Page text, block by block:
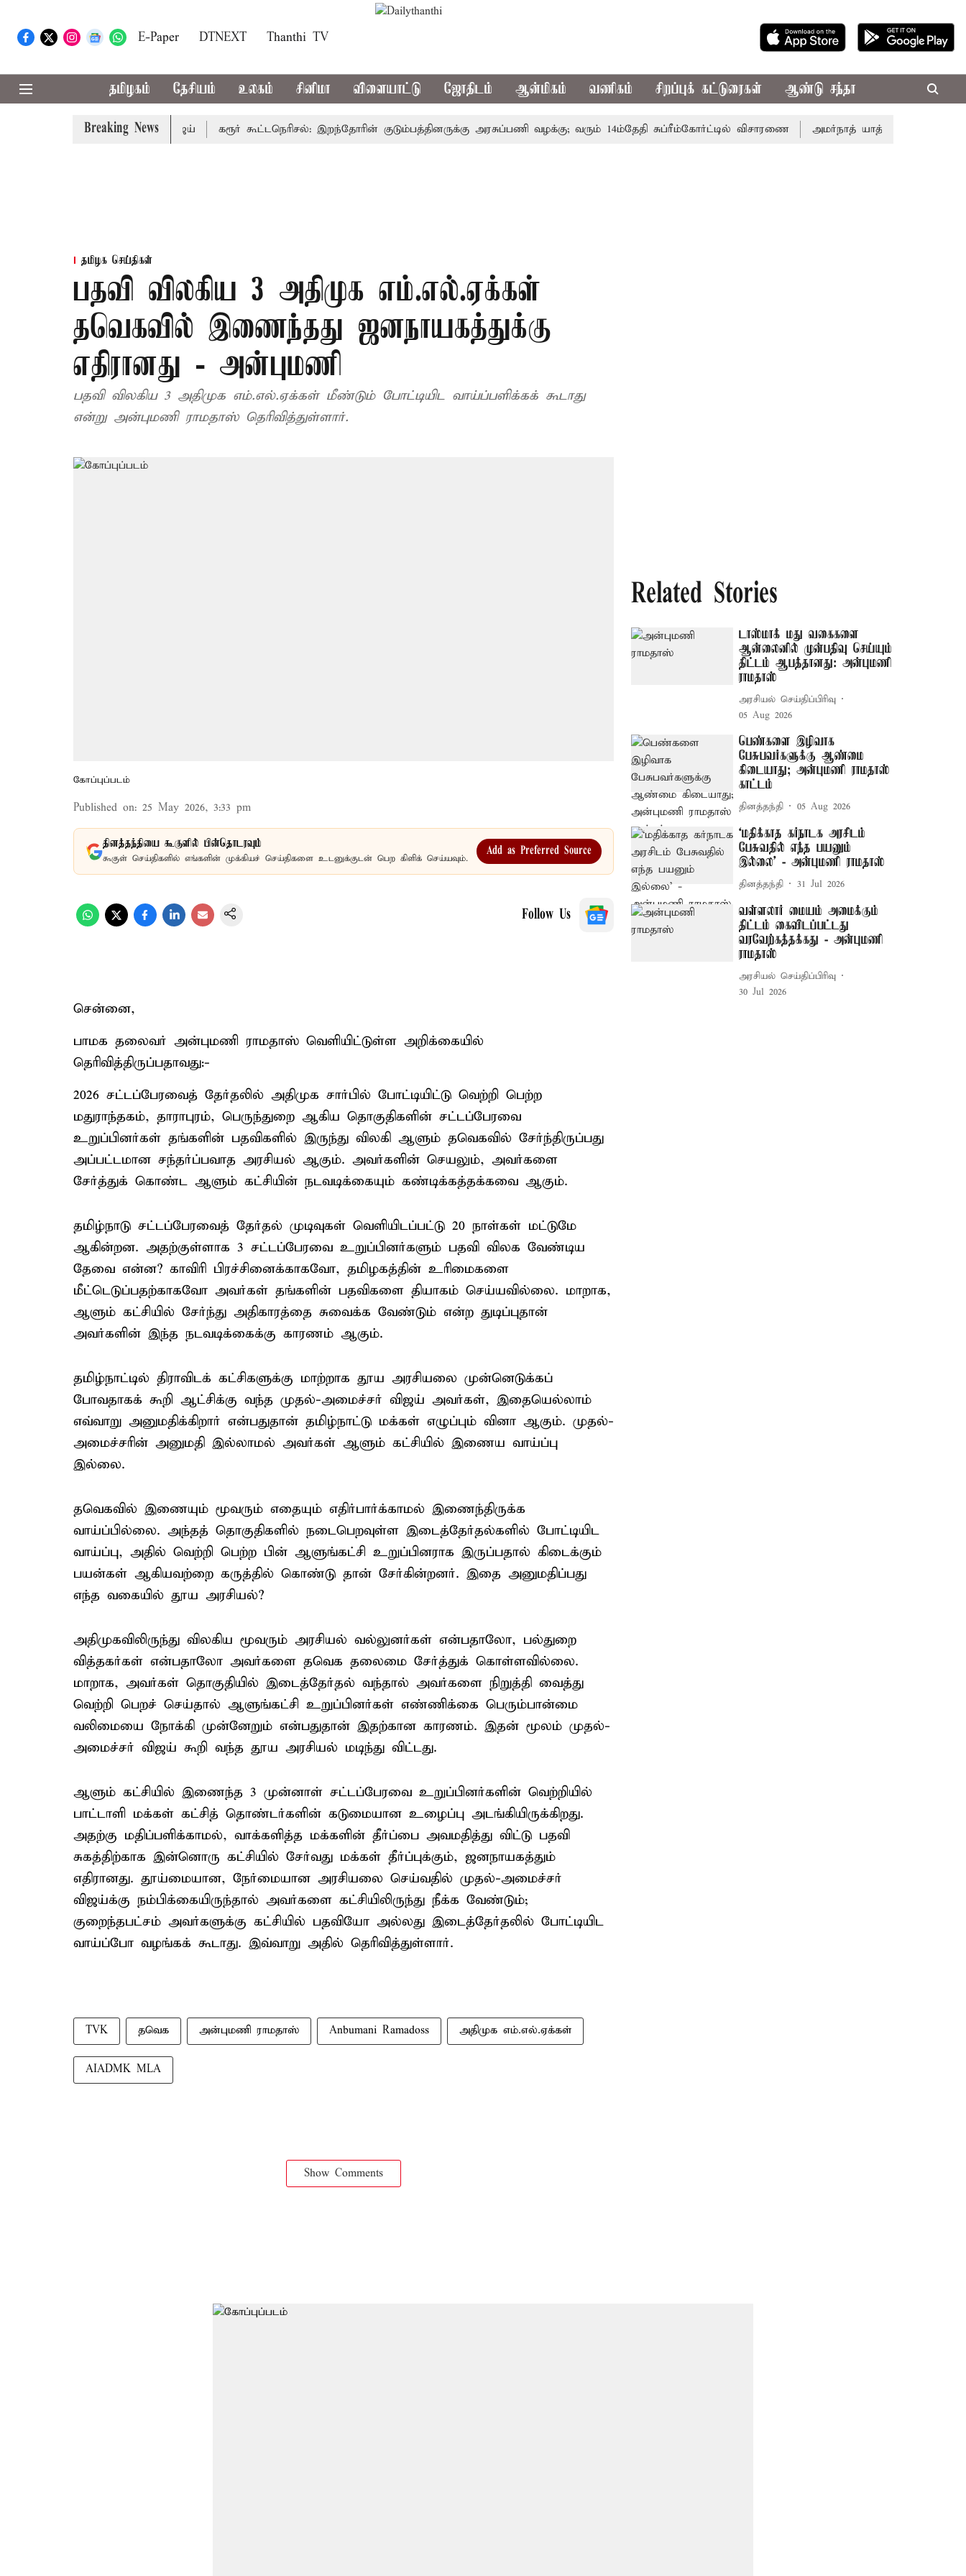
E-Paper DTNEXT Thanthi TV
தமிழகம் தேசியம் உலகம் சினிமா விளையாட்டு ஜோதிடம் ஆன்மிகம் வணிகம் சிறப்புக் கட்டுரைகள் ஆண்டு சந்தா
Breaking News
முதல்-அமைச்சர் விஜய் கரூர் கூட்டநெரிசல்: இறந்தோரின் குடும்பத்தினருக்கு அரசுப்பணி வழக்கு; வரும் 14ம்தேதி சுப்ரீம்கோர்ட்டில் விசாரணை அமர்நாத் யாத்திரை தற்காலிகமாக
தமிழக செய்திகள்
பதவி விலகிய 3 அதிமுக எம்.எல்.ஏக்கள்
தவெகவில் இணைந்தது ஜனநாயகத்துக்கு
எதிரானது - அன்புமணி
பதவி விலகிய 3 அதிமுக எம்.எல்.ஏக்கள் மீண்டும் போட்டியிட வாய்ப்பளிக்கக் கூடாது
என்று அன்புமணி ராமதாஸ் தெரிவித்துள்ளார்.
கோப்புப்படம்
Published on: 25 May 2026, 3:33 pm
தினத்தந்தியை கூகுளில் பின்தொடரவும்
கூகுள் செய்திகளில் எங்களின் முக்கியச் செய்திகளை உடனுக்குடன் பெற கிளிக் செய்யவும்.
Add as Preferred Source
Follow Us
சென்னை,
பாமக தலைவர் அன்புமணி ராமதாஸ் வெளியிட்டுள்ள அறிக்கையில்
தெரிவித்திருப்பதாவது:-
2026 சட்டப்பேரவைத் தேர்தலில் அதிமுக சார்பில் போட்டியிட்டு வெற்றி பெற்ற
மதுராந்தகம், தாராபுரம், பெருந்துறை ஆகிய தொகுதிகளின் சட்டப்பேரவை
உறுப்பினர்கள் தங்களின் பதவிகளில் இருந்து விலகி ஆளும் தவெகவில் சேர்ந்திருப்பது
அப்பட்டமான சந்தர்ப்பவாத அரசியல் ஆகும். அவர்களின் செயலும், அவர்களை
சேர்த்துக் கொண்ட ஆளும் கட்சியின் நடவடிக்கையும் கண்டிக்கத்தக்கவை ஆகும்.
தமிழ்நாடு சட்டப்பேரவைத் தேர்தல் முடிவுகள் வெளியிடப்பட்டு 20 நாள்கள் மட்டுமே
ஆகின்றன. அதற்குள்ளாக 3 சட்டப்பேரவை உறுப்பினர்களும் பதவி விலக வேண்டிய
தேவை என்ன? காவிரி பிரச்சினைக்காகவோ, தமிழகத்தின் உரிமைகளை
மீட்டெடுப்பதற்காகவோ அவர்கள் தங்களின் பதவிகளை தியாகம் செய்யவில்லை. மாறாக,
ஆளும் கட்சியில் சேர்ந்து அதிகாரத்தை சுவைக்க வேண்டும் என்ற துடிப்புதான்
அவர்களின் இந்த நடவடிக்கைக்கு காரணம் ஆகும்.
தமிழ்நாட்டில் திராவிடக் கட்சிகளுக்கு மாற்றாக தூய அரசியலை முன்னெடுக்கப்
போவதாகக் கூறி ஆட்சிக்கு வந்த முதல்-அமைச்சர் விஜய் அவர்கள், இதையெல்லாம்
எவ்வாறு அனுமதிக்கிறார் என்பதுதான் தமிழ்நாட்டு மக்கள் எழுப்பும் வினா ஆகும். முதல்-
அமைச்சரின் அனுமதி இல்லாமல் அவர்கள் ஆளும் கட்சியில் இணைய வாய்ப்பு
இல்லை.
தவெகவில் இணையும் மூவரும் எதையும் எதிர்பார்க்காமல் இணைந்திருக்க
வாய்ப்பில்லை. அந்தத் தொகுதிகளில் நடைபெறவுள்ள இடைத்தேர்தல்களில் போட்டியிட
வாய்ப்பு, அதில் வெற்றி பெற்ற பின் ஆளுங்கட்சி உறுப்பினராக இருப்பதால் கிடைக்கும்
பயன்கள் ஆகியவற்றை கருத்தில் கொண்டு தான் சேர்கின்றனர். இதை அனுமதிப்பது
எந்த வகையில் தூய அரசியல்?
அதிமுகவிலிருந்து விலகிய மூவரும் அரசியல் வல்லுனர்கள் என்பதாலோ, பல்துறை
வித்தகர்கள் என்பதாலோ அவர்களை தவெக தலைமை சேர்த்துக் கொள்ளவில்லை.
மாறாக, அவர்கள் தொகுதியில் இடைத்தேர்தல் வந்தால் அவர்களை நிறுத்தி வைத்து
வெற்றி பெறச் செய்தால் ஆளுங்கட்சி உறுப்பினர்கள் எண்ணிக்கை பெரும்பான்மை
வலிமையை நோக்கி முன்னேறும் என்பதுதான் இதற்கான காரணம். இதன் மூலம் முதல்-
அமைச்சர் விஜய் கூறி வந்த தூய அரசியல் மடிந்து விட்டது.
ஆளும் கட்சியில் இணைந்த 3 முன்னாள் சட்டப்பேரவை உறுப்பினர்களின் வெற்றியில்
பாட்டாளி மக்கள் கட்சித் தொண்டர்களின் கடுமையான உழைப்பு அடங்கியிருக்கிறது.
அதற்கு மதிப்பளிக்காமல், வாக்களித்த மக்களின் தீர்ப்பை அவமதித்து விட்டு பதவி
சுகத்திற்காக இன்னொரு கட்சியில் சேர்வது மக்கள் தீர்ப்புக்கும், ஜனநாயகத்தும்
எதிரானது. தூய்மையான, நேர்மையான அரசியலை செய்வதில் முதல்-அமைச்சர்
விஜய்க்கு நம்பிக்கையிருந்தால் அவர்களை கட்சியிலிருந்து நீக்க வேண்டும்;
குறைந்தபட்சம் அவர்களுக்கு கட்சியில் பதவியோ அல்லது இடைத்தேர்தலில் போட்டியிட
வாய்ப்போ வழங்கக் கூடாது. இவ்வாறு அதில் தெரிவித்துள்ளார்.
TVK தவெக அன்புமணி ராமதாஸ் Anbumani Ramadoss அதிமுக எம்.எல்.ஏக்கள்
AIADMK MLA
Show Comments
Related Stories
டாஸ்மாக் மது வகைகளை
ஆன்லைனில் முன்பதிவு செய்யும்
திட்டம் ஆபத்தானது: அன்புமணி
ராமதாஸ்
அரசியல் செய்திப்பிரிவு
05 Aug 2026
பெண்களை இழிவாக
பேசுபவர்களுக்கு ஆண்மை
கிடையாது; அன்புமணி ராமதாஸ்
காட்டம்
தினத்தந்தி 05 Aug 2026
‘மதிக்காத கர்நாடக அரசிடம்
பேசுவதில் எந்த பயனும்
இல்லை’ - அன்புமணி ராமதாஸ்
தினத்தந்தி 31 Jul 2026
வள்ளலார் மையம் அமைக்கும்
திட்டம் கைவிடப்பட்டது
வரவேற்கத்தக்கது - அன்புமணி
ராமதாஸ்
அரசியல் செய்திப்பிரிவு
30 Jul 2026